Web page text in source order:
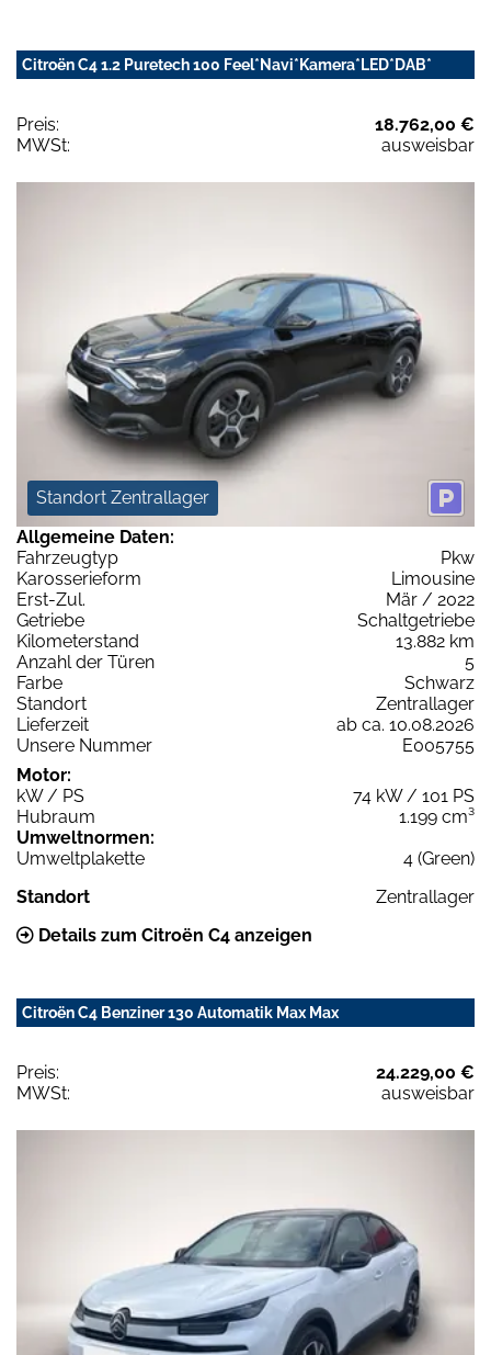
Citroën C4 1.2 Puretech 100 Feel*Navi*Kamera*LED*DAB*
Preis:
18.762,00 €
MWSt:
ausweisbar
Standort Zentrallager
Allgemeine Daten:
Fahrzeugtyp
Pkw
Karosserieform
Limousine
Erst-Zul.
Mär / 2022
Getriebe
Schaltgetriebe
Kilometerstand
13.882 km
Anzahl der Türen
5
Farbe
Schwarz
Standort
Zentrallager
Lieferzeit
ab ca. 10.08.2026
Unsere Nummer
E005755
Motor:
kW / PS
74 kW / 101 PS
Hubraum
1.199 cm³
Umweltnormen:
Umweltplakette
4 (Green)
Standort
Zentrallager
Details zum Citroën C4 anzeigen
Citroën C4 Benziner 130 Automatik Max Max
Preis:
24.229,00 €
MWSt:
ausweisbar